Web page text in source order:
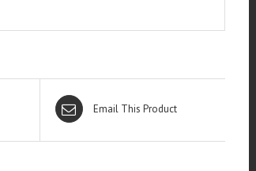
Email This Product